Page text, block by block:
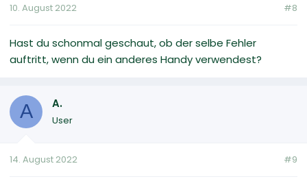
10. August 2022 #8
Hast du schonmal geschaut, ob der selbe Fehler
auftritt, wenn du ein anderes Handy verwendest?
A A.
User
14. August 2022 #9